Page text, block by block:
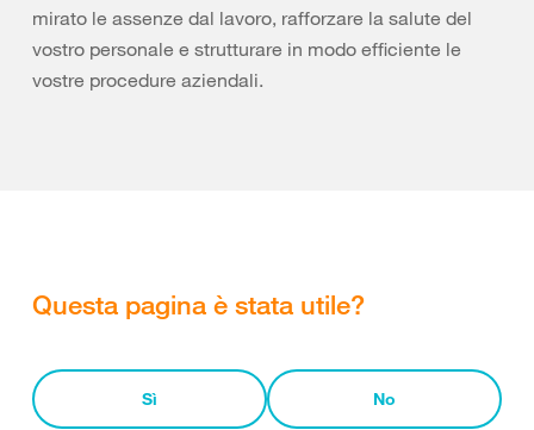
mirato le assenze dal lavoro, rafforzare la salute del
vostro personale e strutturare in modo efficiente le
vostre procedure aziendali.
Questa pagina è stata utile?
Sì No